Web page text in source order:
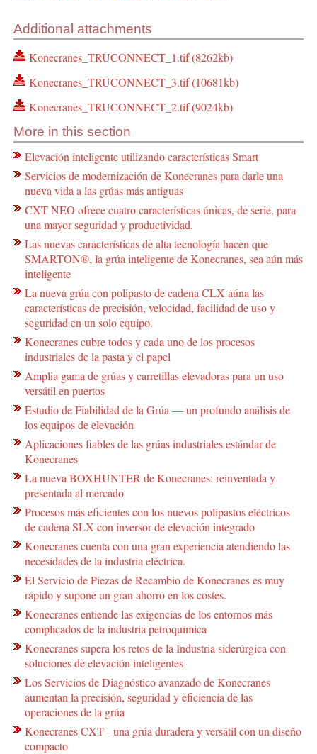
Additional attachments
Konecranes_TRUCONNECT_1.tif (8262kb)
Konecranes_TRUCONNECT_3.tif (10681kb)
Konecranes_TRUCONNECT_2.tif (9024kb)
More in this section
Elevación inteligente utilizando características Smart
Servicios de modernización de Konecranes para darle una
nueva vida a las grúas más antiguas
CXT NEO ofrece cuatro características únicas, de serie, para
una mayor seguridad y productividad.
Las nuevas características de alta tecnología hacen que
SMARTON®, la grúa inteligente de Konecranes, sea aún más
inteligente
La nueva grúa con polipasto de cadena CLX aúna las
características de precisión, velocidad, facilidad de uso y
seguridad en un solo equipo.
Konecranes cubre todos y cada uno de los procesos
industriales de la pasta y el papel
Amplia gama de grúas y carretillas elevadoras para un uso
versátil en puertos
Estudio de Fiabilidad de la Grúa — un profundo análisis de
los equipos de elevación
Aplicaciones fiables de las grúas industriales estándar de
Konecranes
La nueva BOXHUNTER de Konecranes: reinventada y
presentada al mercado
Procesos más eficientes con los nuevos polipastos eléctricos
de cadena SLX con inversor de elevación integrado
Konecranes cuenta con una gran experiencia atendiendo las
necesidades de la industria eléctrica.
El Servicio de Piezas de Recambio de Konecranes es muy
rápido y supone un gran ahorro en los costes.
Konecranes entiende las exigencias de los entornos más
complicados de la industria petroquímica
Konecranes supera los retos de la Industria siderúrgica con
soluciones de elevación inteligentes
Los Servicios de Diagnóstico avanzado de Konecranes
aumentan la precisión, seguridad y eficiencia de las
operaciones de la grúa
Konecranes CXT - una grúa duradera y versátil con un diseño
compacto